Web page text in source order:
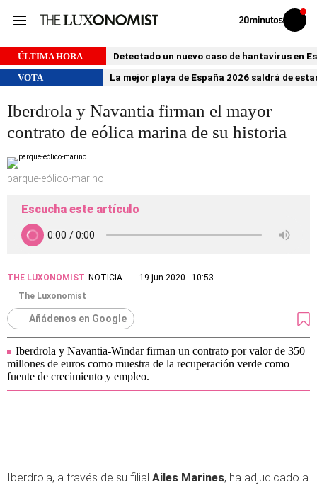
Volver
Iniciar
sesión
ÚLTIMA HORA
Detectado un nuevo caso de hantavirus en
VOTA
La mejor playa de España 2026 saldrá de
Iberdrola y Navantia firman el mayor
contrato de eólica marina de su historia
parque-eólico-marino
Escucha este artículo
THE LUXONOMIST NOTICIA
19 jun 2020 - 10:53
The Luxonomist
Añádenos en Google
Iberdrola y Navantia-Windar firman un contrato por valor de 350
millones de euros como muestra de la recuperación verde como
fuente de crecimiento y empleo.
Iberdrola, a través de su filial Ailes Marines, ha adjudicado a